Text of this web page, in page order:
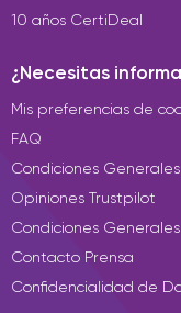
10 años CertiDeal
¿Necesitas
Mis preferencias de
FAQ
Condiciones
Opiniones Trustpilot
Condiciones Generales
Contacto Prensa
Confidencialidad de